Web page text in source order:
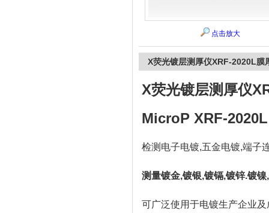
点击放大
X荧光镀层测厚仪XRF-2020L膜
X荧光镀层测厚仪
MicroP XRF-2020L
检测电子电镀,五金电镀,端子
测量镀金,镀银,镀镉,镀锌.镀
可广泛使用于电镀生产企业